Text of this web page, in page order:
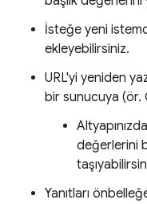
İsteğe yeni
ekleyebilirsiniz.
URL'yi yeniden
bir sunucuya (ör.
değerlerini
Yanıtları